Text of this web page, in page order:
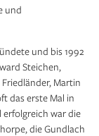
und
und bis 1992
Steichen,
Martin
das erste Mal in
erfolgreich war die
die Gundlach